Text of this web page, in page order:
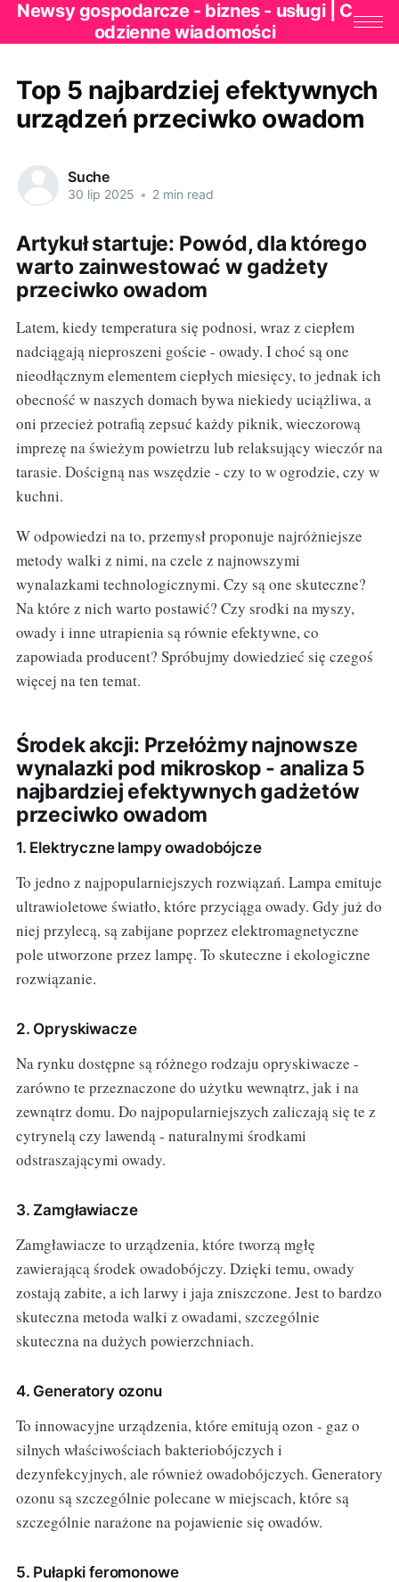
Newsy gospodarcze - biznes - usługi | C
odzienne wiadomości
Top 5 najbardziej efektywnych
urządzeń przeciwko owadom
Suche
30 lip 2025 • 2 min read
Artykuł startuje: Powód, dla którego
warto zainwestować w gadżety
przeciwko owadom
Latem, kiedy temperatura się podnosi, wraz z ciepłem
nadciągają nieproszeni goście - owady. I choć są one
nieodłącznym elementem ciepłych miesięcy, to jednak ich
obecność w naszych domach bywa niekiedy uciążliwa, a
oni przecież potrafią zepsuć każdy piknik, wieczorową
imprezę na świeżym powietrzu lub relaksujący wieczór na
tarasie. Dościgną nas wszędzie - czy to w ogrodzie, czy w
kuchni.
W odpowiedzi na to, przemysł proponuje najróżniejsze
metody walki z nimi, na czele z najnowszymi
wynalazkami technologicznymi. Czy są one skuteczne?
Na które z nich warto postawić? Czy srodki na myszy,
owady i inne utrapienia są równie efektywne, co
zapowiada producent? Spróbujmy dowiedzieć się czegoś
więcej na ten temat.
Środek akcji: Przełóżmy najnowsze
wynalazki pod mikroskop - analiza 5
najbardziej efektywnych gadżetów
przeciwko owadom
1. Elektryczne lampy owadobójcze
To jedno z najpopularniejszych rozwiązań. Lampa emituje
ultrawioletowe światło, które przyciąga owady. Gdy już do
niej przylecą, są zabijane poprzez elektromagnetyczne
pole utworzone przez lampę. To skuteczne i ekologiczne
rozwiązanie.
2. Opryskiwacze
Na rynku dostępne są różnego rodzaju opryskiwacze -
zarówno te przeznaczone do użytku wewnątrz, jak i na
zewnątrz domu. Do najpopularniejszych zaliczają się te z
cytrynelą czy lawendą - naturalnymi środkami
odstraszającymi owady.
3. Zamgławiacze
Zamgławiacze to urządzenia, które tworzą mgłę
zawierającą środek owadobójczy. Dzięki temu, owady
zostają zabite, a ich larwy i jaja zniszczone. Jest to bardzo
skuteczna metoda walki z owadami, szczególnie
skuteczna na dużych powierzchniach.
4. Generatory ozonu
To innowacyjne urządzenia, które emitują ozon - gaz o
silnych właściwościach bakteriobójczych i
dezynfekcyjnych, ale również owadobójczych. Generatory
ozonu są szczególnie polecane w miejscach, które są
szczególnie narażone na pojawienie się owadów.
5. Pułapki feromonowe